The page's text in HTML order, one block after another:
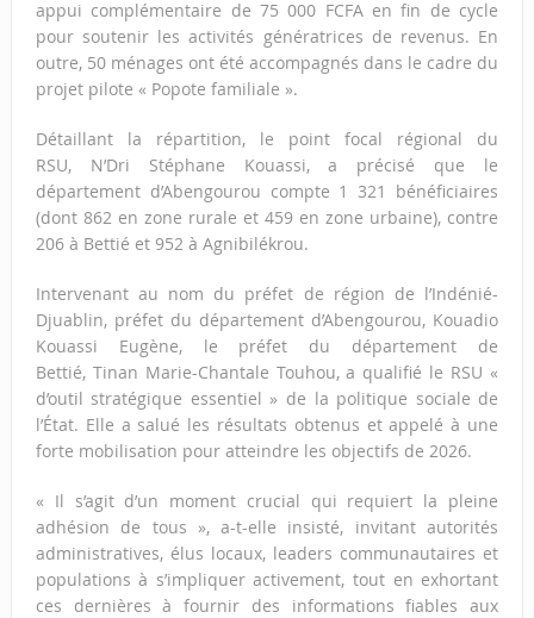
appui complémentaire de 75 000 FCFA en fin de cycle
pour soutenir les activités génératrices de revenus. En
outre, 50 ménages ont été accompagnés dans le cadre du
projet pilote « Popote familiale ».
Détaillant la répartition, le point focal régional du
RSU, N’Dri Stéphane Kouassi, a précisé que le
département d’Abengourou compte 1 321 bénéficiaires
(dont 862 en zone rurale et 459 en zone urbaine), contre
206 à Bettié et 952 à Agnibilékrou.
Intervenant au nom du préfet de région de l’Indénié-
Djuablin, préfet du département d’Abengourou, Kouadio
Kouassi Eugène, le préfet du département de
Bettié, Tinan Marie-Chantale Touhou, a qualifié le RSU «
d’outil stratégique essentiel » de la politique sociale de
l’État. Elle a salué les résultats obtenus et appelé à une
forte mobilisation pour atteindre les objectifs de 2026.
« Il s’agit d’un moment crucial qui requiert la pleine
adhésion de tous », a-t-elle insisté, invitant autorités
administratives, élus locaux, leaders communautaires et
populations à s’impliquer activement, tout en exhortant
ces dernières à fournir des informations fiables aux